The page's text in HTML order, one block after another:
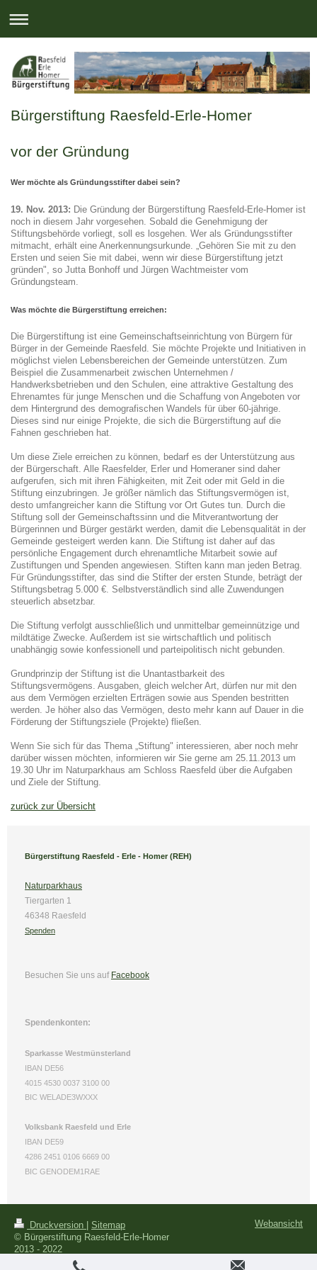
Bürgerstiftung Raesfeld-Erle-Homer
vor der Gründung
Wer möchte als Gründungsstifter dabei sein?
19. Nov. 2013: Die Gründung der Bürgerstiftung Raesfeld-Erle-Homer ist
noch in diesem Jahr vorgesehen. Sobald die Genehmigung der
Stiftungsbehörde vorliegt, soll es losgehen. Wer als Gründungsstifter
mitmacht, erhält eine Anerkennungsurkunde. „Gehören Sie mit zu den
Ersten und seien Sie mit dabei, wenn wir diese Bürgerstiftung jetzt
gründen", so Jutta Bonhoff und Jürgen Wachtmeister vom
Gründungsteam.
Was möchte die Bürgerstiftung erreichen:
Die Bürgerstiftung ist eine Gemeinschaftseinrichtung von Bürgern für
Bürger in der Gemeinde Raesfeld. Sie möchte Projekte und Initiativen in
möglichst vielen Lebensbereichen der Gemeinde unterstützen. Zum
Beispiel die Zusammenarbeit zwischen Unternehmen /
Handwerksbetrieben und den Schulen, eine attraktive Gestaltung des
Ehrenamtes für junge Menschen und die Schaffung von Angeboten vor
dem Hintergrund des demografischen Wandels für über 60-jährige.
Dieses sind nur einige Projekte, die sich die Bürgerstiftung auf die
Fahnen geschrieben hat.
Um diese Ziele erreichen zu können, bedarf es der Unterstützung aus
der Bürgerschaft. Alle Raesfelder, Erler und Homeraner sind daher
aufgerufen, sich mit ihren Fähigkeiten, mit Zeit oder mit Geld in die
Stiftung einzubringen. Je größer nämlich das Stiftungsvermögen ist,
desto umfangreicher kann die Stiftung vor Ort Gutes tun. Durch die
Stiftung soll der Gemeinschaftssinn und die Mitverantwortung der
Bürgerinnen und Bürger gestärkt werden, damit die Lebensqualität in der
Gemeinde gesteigert werden kann. Die Stiftung ist daher auf das
persönliche Engagement durch ehrenamtliche Mitarbeit sowie auf
Zustiftungen und Spenden angewiesen. Stiften kann man jeden Betrag.
Für Gründungsstifter, das sind die Stifter der ersten Stunde, beträgt der
Stiftungsbetrag 5.000 €. Selbstverständlich sind alle Zuwendungen
steuerlich absetzbar.
Die Stiftung verfolgt ausschließlich und unmittelbar gemeinnützige und
mildtätige Zwecke. Außerdem ist sie wirtschaftlich und politisch
unabhängig sowie konfessionell und parteipolitisch nicht gebunden.
Grundprinzip der Stiftung ist die Unantastbarkeit des
Stiftungsvermögens. Ausgaben, gleich welcher Art, dürfen nur mit den
aus dem Vermögen erzielten Erträgen sowie aus Spenden bestritten
werden. Je höher also das Vermögen, desto mehr kann auf Dauer in die
Förderung der Stiftungsziele (Projekte) fließen.
Wenn Sie sich für das Thema „Stiftung" interessieren, aber noch mehr
darüber wissen möchten, informieren wir Sie gerne am 25.11.2013 um
19.30 Uhr im Naturparkhaus am Schloss Raesfeld über die Aufgaben
und Ziele der Stiftung.
zurück zur Übersicht
Bürgerstiftung Raesfeld - Erle - Homer (REH)
Naturparkhaus
Tiergarten 1
46348 Raesfeld
Spenden
Besuchen Sie uns auf Facebook
Spendenkonten:
Sparkasse Westmünsterland
IBAN DE56
4015 4530 0037 3100 00
BIC WELADE3WXXX
Volksbank Raesfeld und Erle
IBAN DE59
4286 2451 0106 6669 00
BIC GENODEM1RAE
Druckversion
Sitemap
© Bürgerstiftung Raesfeld-Erle-Homer
2013 - 2022
Webansicht